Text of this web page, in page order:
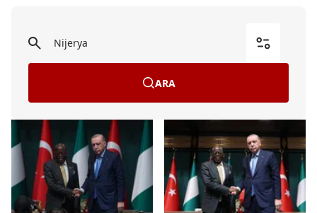
ARA